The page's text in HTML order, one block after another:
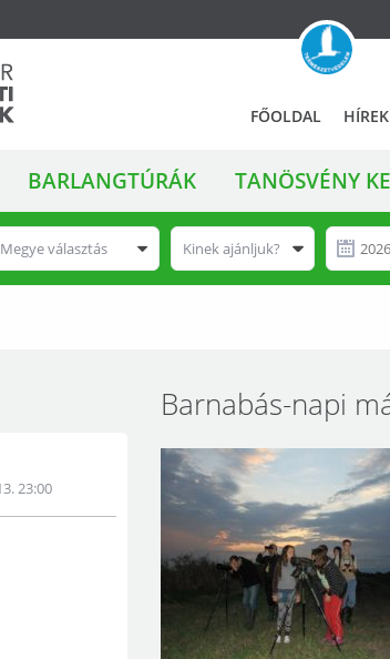
A
honlapja
FŐMENÜ
FŐOLDAL HÍREK
BARLANGTÚRÁK TANÖSVÉNY
Megye választás Kinek ajánljuk?
23:00
Barnabás-napi